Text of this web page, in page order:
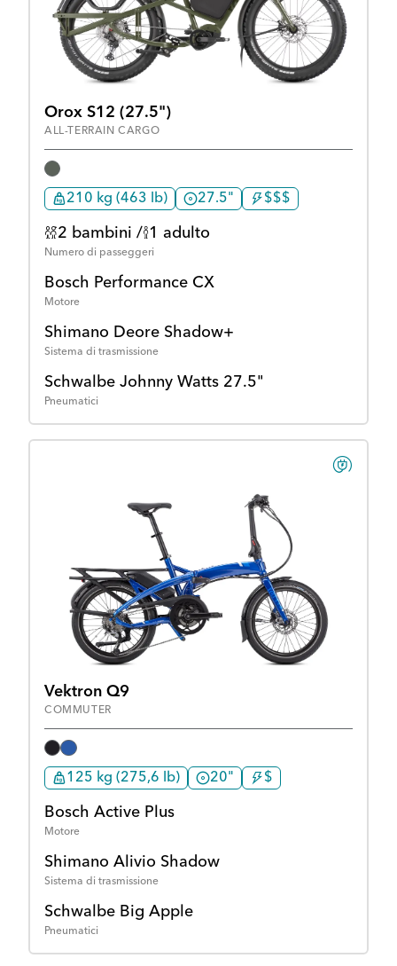
Orox S12 (27.5")
ALL-TERRAIN CARGO
210 kg (463 lb) 27.5" $$$
2 bambini / 1 adulto
Numero di passeggeri
Bosch Performance CX
Motore
Shimano Deore Shadow+
Sistema di trasmissione
Schwalbe Johnny Watts 27.5"
Pneumatici
Vektron Q9
COMMUTER
125 kg (275,6 lb) 20" $
Bosch Active Plus
Motore
Shimano Alivio Shadow
Sistema di trasmissione
Schwalbe Big Apple
Pneumatici